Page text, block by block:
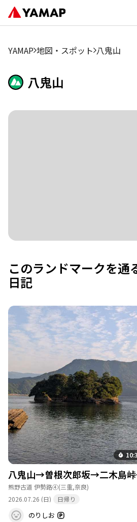
YAMAP 地図・スポット 八鬼山
八鬼山
このランドマークを通
日記
熊野古道 伊勢路④(三重,奈良)
2026.07.26 (日)
日帰り
のりしお